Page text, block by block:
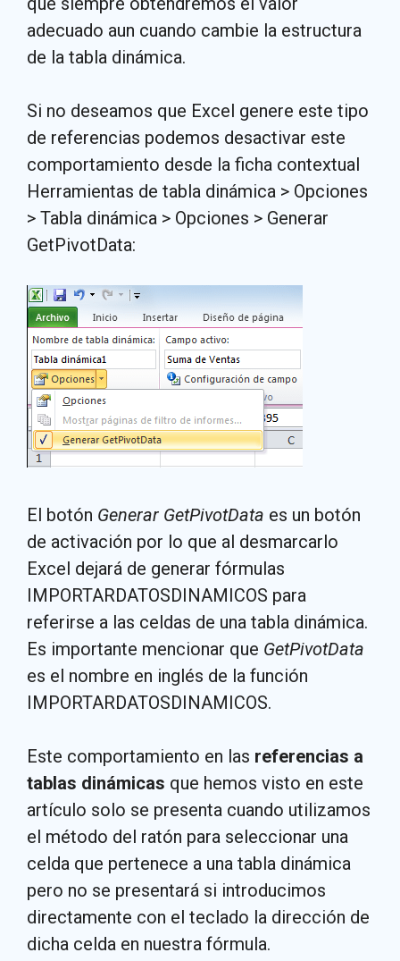
adecuado aun cuando cambie la estructura
de la tabla dinámica.
Si no deseamos que Excel genere este tipo
de referencias podemos desactivar este
comportamiento desde la ficha contextual
Herramientas de tabla dinámica > Opciones
> Tabla dinámica > Opciones > Generar
GetPivotData:
El botón Generar GetPivotData es un botón
de activación por lo que al desmarcarlo
Excel dejará de generar fórmulas
IMPORTARDATOSDINAMICOS para
referirse a las celdas de una tabla dinámica.
Es importante mencionar que GetPivotData
es el nombre en inglés de la función
IMPORTARDATOSDINAMICOS.
Este comportamiento en las referencias a
tablas dinámicas que hemos visto en este
artículo solo se presenta cuando utilizamos
el método del ratón para seleccionar una
celda que pertenece a una tabla dinámica
pero no se presentará si introducimos
directamente con el teclado la dirección de
dicha celda en nuestra fórmula.